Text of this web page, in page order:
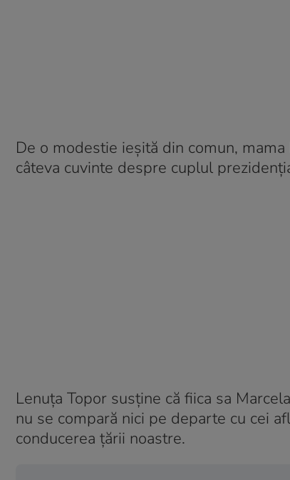
De o modestie ieșită din comun,
câteva cuvinte despre cuplul
Lenuța Topor susține că fiica sa
nu se compară nici pe departe cu cei
conducerea țării noastre.